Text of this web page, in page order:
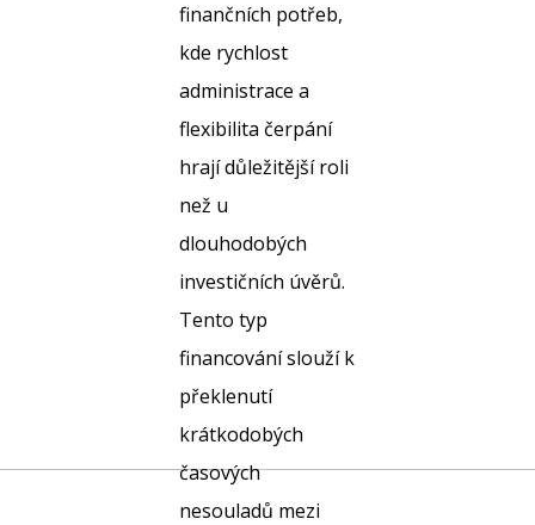
finančních potřeb,
kde rychlost
administrace a
flexibilita čerpání
hrají důležitější roli
než u
dlouhodobých
investičních úvěrů.
Tento typ
financování slouží k
překlenutí
krátkodobých
časových
nesouladů mezi